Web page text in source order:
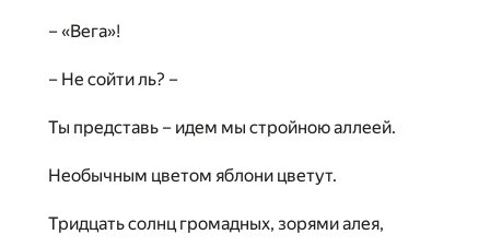
– «Вега»!
– Не сойти ль? –
Ты представь – идем мы стройною аллеей.
Необычным цветом яблони цветут.
Тридцать солнц громадных, зорями алея,